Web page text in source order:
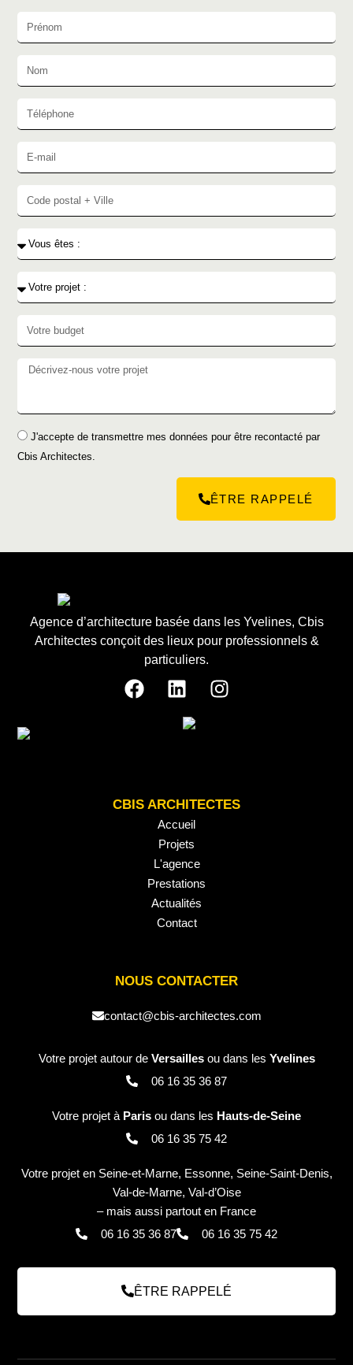
J'accepte de transmettre mes données pour être recontacté par
Cbis Architectes.
ÊTRE RAPPELÉ
Agence d’architecture basée dans les Yvelines, Cbis
Architectes conçoit des lieux pour professionnels &
particuliers.
CBIS ARCHITECTES
Accueil
Projets
L'agence
Prestations
Actualités
Contact
NOUS CONTACTER
contact@cbis-architectes.com
Votre projet autour de Versaillesou dans les Yvelines
06 16 35 36 87
Votre projet à Paris ou dans les Hauts-de-Seine
06 16 35 75 42
Votre projet en Seine-et-Marne, Essonne, Seine-Saint-Denis,
Val-de-Marne, Val-d’Oise
– mais aussi partout en France
06 16 35 36 87
06 16 35 75 42
ÊTRE RAPPELÉ